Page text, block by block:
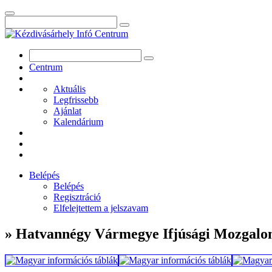
Centrum
Aktuális
Legfrissebb
Ajánlat
Kalendárium
Belépés
Belépés
Regisztráció
Elfelejtettem a jelszavam
» Hatvannégy Vármegye Ifjúsági